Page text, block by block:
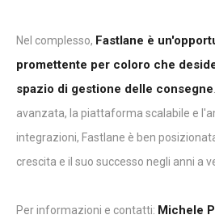
Nel complesso, Fastlane è
promettente per coloro che
spazio di gestione delle consegne
avanzata, la piattaforma scalabile e
integrazioni, Fastlane è ben
crescita e il suo successo negli anni a
Per informazioni e contatti: Michele